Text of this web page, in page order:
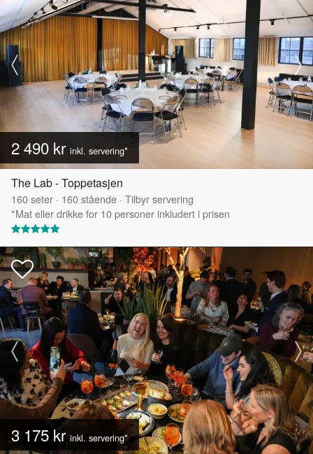
2 490 kr inkl. servering*
The Lab - Toppetasjen
160seter · 160stående · Tilbyr servering
*Mat eller drikke for 10 personer inkludert i prisen
3 175 kr inkl. servering*